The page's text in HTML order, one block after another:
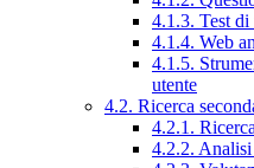
4.1.3. Test di
4.1.4. Web
4.1.5.
utente
4.2. Ricerca
4.2.1.
4.2.2.